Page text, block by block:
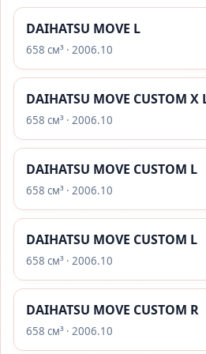
DAIHATSU MOVE L
658 см³ · 2006.10
DAIHATSU MOVE CUSTOM X
658 см³ · 2006.10
DAIHATSU MOVE CUSTOM L
658 см³ · 2006.10
DAIHATSU MOVE CUSTOM L
658 см³ · 2006.10
DAIHATSU MOVE CUSTOM R
658 см³ · 2006.10